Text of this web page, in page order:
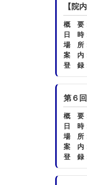
【院
概 要
日 時
場 所
案 内
登 録
第６
概 要
日 時
場 所
案 内
登 録